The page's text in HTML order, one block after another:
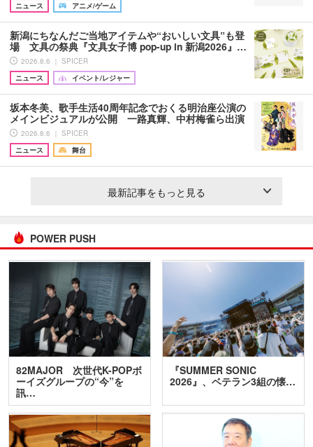
ニュース
アニメ/ゲーム
新潟にちなんだご当地アイテムや“おいしい文具”も登
場 文具の祭典『文具女子博 pop-up in 新潟2026』…
2026.8.6 ｜ SPICER
ニュース
イベント/レジャー
坂本冬美、歌手生活40周年記念でおくる明治座公演の
メインビジュアルが公開 一路真輝、中村梅雀ら出演
2026.8.6 ｜ SPICER
ニュース
舞台
最新記事をもっと見る
POWER PUSH
82MAJOR 次世代K-POPボ
ーイズグループの“今”を
訊…
『SUMMER SONIC
2026』、ベテラン3組の懐…